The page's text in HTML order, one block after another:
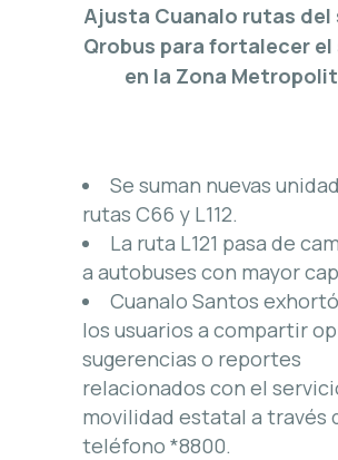
Ajusta Cuanalo rutas del
Qrobus para fortalecer
en la Zona
Se suman nuevas
rutas C66 y L112.
La ruta L121 pasa de
a autobuses con mayor
Cuanalo Santos
los usuarios a compartir
sugerencias o reportes
relacionados con el
movilidad estatal a través
teléfono *8800.